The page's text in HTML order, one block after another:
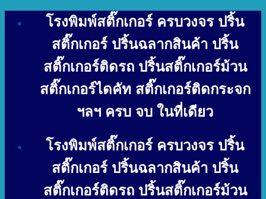
โรงพิมพ์สติ๊กเกอร์ ครบวงจร ปริ้น
สติ๊กเกอร์ ปริ้นฉลากสินค้า ปริ้น
สติ๊กเกอร์ติดรถ ปริ้นสติ๊กเกอร์ม้วน
สติ๊กเกอร์ไดคัท สติ๊กเกอร์ติดกระจก
ฯลฯ ครบ จบ ในที่เดียว
โรงพิมพ์สติ๊กเกอร์ ครบวงจร ปริ้น
สติ๊กเกอร์ ปริ้นฉลากสินค้า ปริ้น
สติ๊กเกอร์ติดรถ ปริ้นสติ๊กเกอร์ม้วน